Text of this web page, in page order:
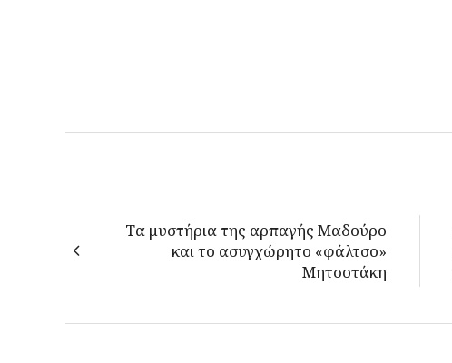
Tα μυστήρια της αρπαγής Μαδούρο
και το ασυγχώρητο «φάλτσο»
Μητσοτάκη